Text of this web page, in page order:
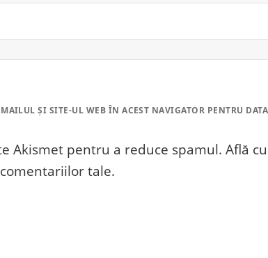
ȘI SITE-UL WEB ÎN ACEST NAVIGATOR PENTRU
Akismet pentru a reduce spamul. Află
tale.